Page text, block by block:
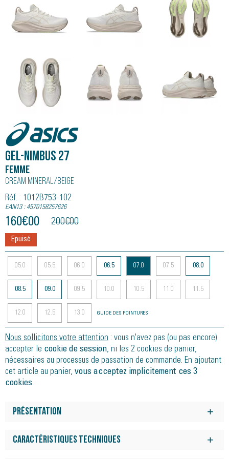
Asics
GEL-NIMBUS 27
Femme
Cream Mineral/beige
Réf. : 1012B753-102
EAN13 : 4570158257626
160€00 200€00
Epuisé
05.0 05.5 06.0 06.5 07.0 07.5 08.0
08.5 09.0 09.5 10.0 10.5 11.0 11.5
12.0 12.5 13.0 GUIDE DES POINTURES
Nous sollicitons votre attention : vous n'avez pas (ou pas encore)
accepter le cookie de session, ni les 2 cookies de panier,
nécessaires au processus de passation de commande. En ajoutant
cet article au panier, vous acceptez implicitement ces 3
cookies.
Présentation
BLAST PLUS ECO unique dans la chaussure offre un confort
Caractéristiques techniques